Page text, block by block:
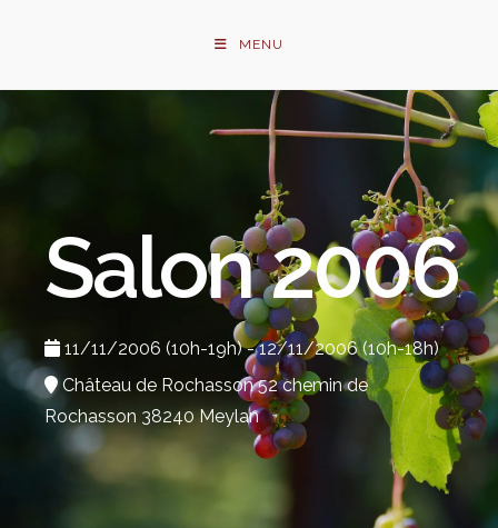
MENU
Salon 2006
11/11/2006 (10h-19h) - 12/11/2006 (10h-18h)
Château de Rochasson 52 chemin de
Rochasson 38240 Meylan